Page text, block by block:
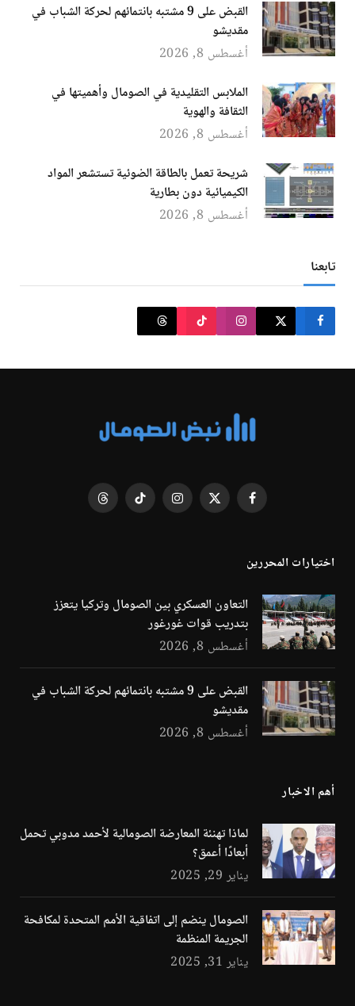
القبض على 9 مشتبه بانتمائهم لحركة الشباب في
مقديشو
أغسطس 8, 2026
الملابس التقليدية في الصومال وأهميتها في
الثقافة والهوية
أغسطس 8, 2026
شريحة تعمل بالطاقة الضوئية تستشعر المواد
الكيميائية دون بطارية
أغسطس 8, 2026
تابعنا
فيسبوك X
الانستغرامتيكتوك Threads
اختيارات المحررين
التعاون العسكري بين الصومال وتركيا يتعزز
بتدريب قوات غورغور
أغسطس 8, 2026
القبض على 9 مشتبه بانتمائهم لحركة الشباب في
مقديشو
أغسطس 8, 2026
أهم الاخبار
لماذا تهنئة المعارضة الصومالية لأحمد مدوبي تحمل
أبعادًا أعمق؟
يناير 29, 2025
الصومال ينضم إلى اتفاقية الأمم المتحدة لمكافحة
الجريمة المنظمة
يناير 31, 2025